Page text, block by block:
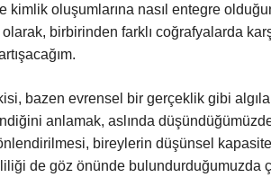
kimlik oluşumlarına nasıl entegre
birbirinden farklı coğrafyalarda
bazen evrensel bir gerçeklik gibi
anlamak, aslında
bireylerin düşünsel
de göz önünde bulundurduğumuzda